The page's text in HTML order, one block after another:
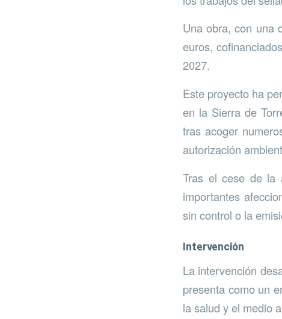
Una obra, con una
euros,
2027.
Este proyecto ha
en la Sierra de
tras acoger
autorización
Tras el cese de la
importantes
sin control o la
Intervención
La intervención
presenta como un
la salud y el medio